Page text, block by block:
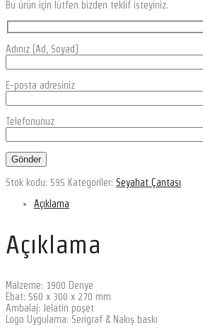
Bu ürün için lütfen bizden teklif isteyiniz.
Adınız (Ad, Soyad)
E-posta adresiniz
Telefonunuz
Stok kodu: 595 Kategoriler: Seyahat Çantası
Açıklama
Açıklama
Malzeme: 1900 Denye
Ebat: 560 x 300 x 270 mm
Ambalaj: Jelatin poşet
Logo Uygulama: Serigraf & Nakış baskı